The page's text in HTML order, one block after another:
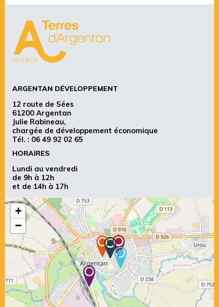
ARGENTAN DÉVELOPPEMENT
12 route de Sées
61200 Argentan
Julie Rabineau,
chargée de développement économique
Tél. : 06 49 92 02 65
HORAIRES
Lundi au vendredi
de 9h à 12h
et de 14h à 17h
+
−